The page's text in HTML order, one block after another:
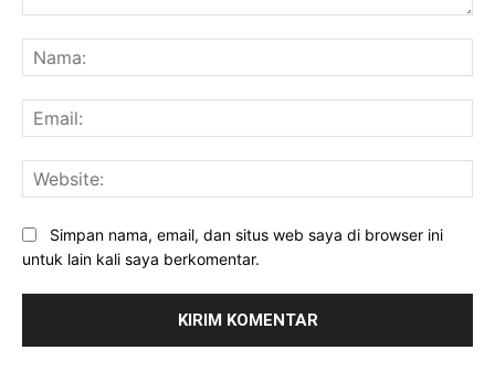
Simpan nama, email, dan situs web saya di browser ini
untuk lain kali saya berkomentar.